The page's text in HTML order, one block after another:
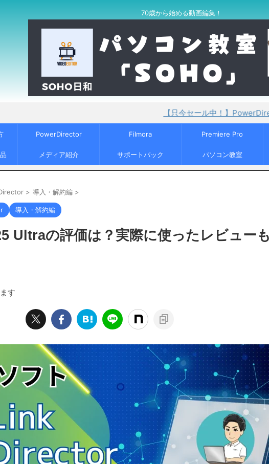
70歳から始める動画編集！
【只今セール中！】PowerDirector365が
PowerDirector Filmora Premiere Pro
メディア紹介 サポートパック パソコン教室
> 導入・解約編 >
導入・解約編
Ultraの評価は？実際に使ったレビュー
す